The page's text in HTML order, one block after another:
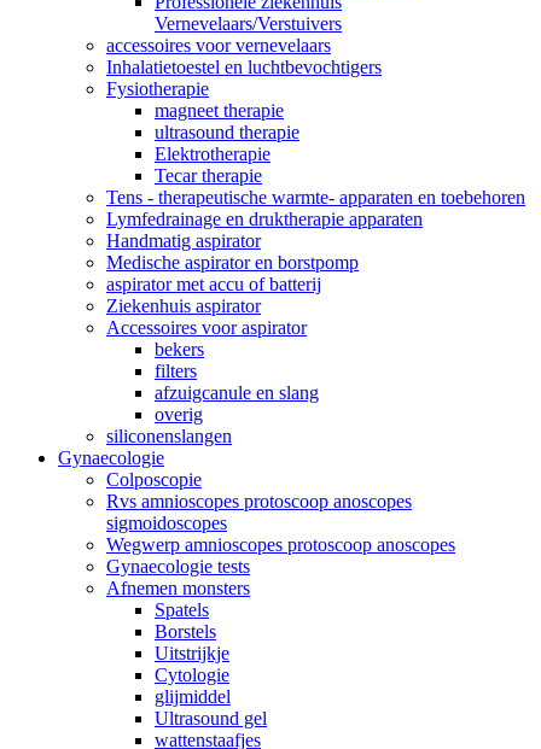
Vernevelaars/Verstuivers
accessoires voor vernevelaars
Inhalatietoestel en luchtbevochtigers
Fysiotherapie
magneet therapie
ultrasound therapie
Elektrotherapie
Tecar therapie
Tens - therapeutische warmte- apparaten en toebehoren
Lymfedrainage en druktherapie apparaten
Handmatig aspirator
Medische aspirator en borstpomp
aspirator met accu of batterij
Ziekenhuis aspirator
Accessoires voor aspirator
bekers
filters
afzuigcanule en slang
overig
siliconenslangen
Gynaecologie
Colposcopie
Rvs amnioscopes protoscoop anoscopes
sigmoidoscopes
Wegwerp amnioscopes protoscoop anoscopes
Gynaecologie tests
Afnemen monsters
Spatels
Borstels
Uitstrijkje
Cytologie
glijmiddel
Ultrasound gel
wattenstaafjes